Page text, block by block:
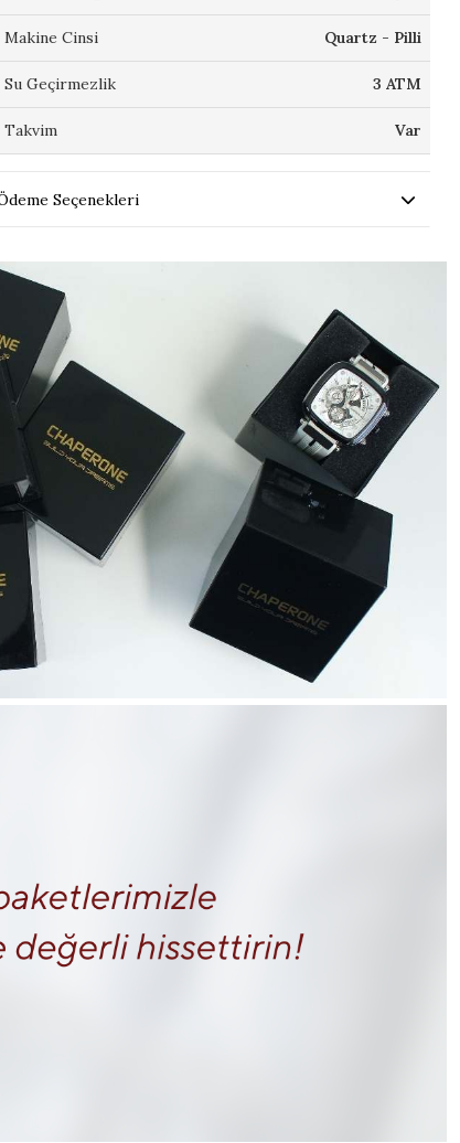
Makine Cinsi Quartz - Pilli
Su Geçirmezlik 3 ATM
Takvim Var
Seçenekleri